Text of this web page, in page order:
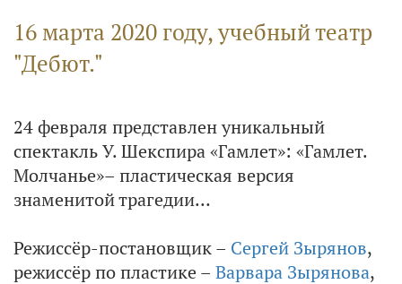
16 марта 2020 году, учебный театр
"Дебют."
24 февраля представлен уникальный
спектакль У. Шекспира «Гамлет»: «Гамлет.
Молчанье»– пластическая версия
знаменитой трагедии…
Режиссёр-постановщик – Сергей Зырянов,
режиссёр по пластике – Варвара Зырянова,